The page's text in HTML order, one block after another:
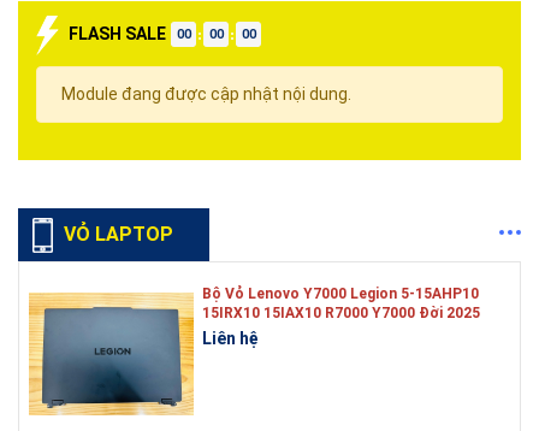
FLASH SALE 00 00 00
Module đang được cập nhật nội dung.
VỎ LAPTOP
Bộ Vỏ Lenovo Y7000 Legion 5-15AHP10
15IRX10 15IAX10 R7000 Y7000 Đời 2025
Liên hệ